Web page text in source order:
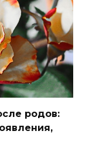
родов: